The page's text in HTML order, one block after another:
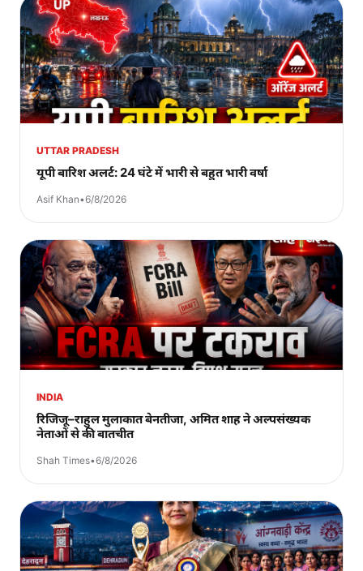
UTTAR PRADESH
यूपी बारिश अलर्ट: 24 घंटे में भारी से बहुत भारी वर्षा
Asif Khan•6/8/2026
INDIA
रिजिजू–राहुल मुलाकात बेनतीजा, अमित शाह ने अल्पसंख्यक
नेताओं से की बातचीत
Shah Times•6/8/2026